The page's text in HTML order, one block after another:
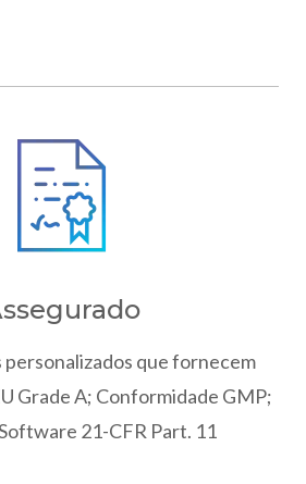
personalizados que fornecem
Grade A; Conformidade GMP;
21-CFR Part. 11